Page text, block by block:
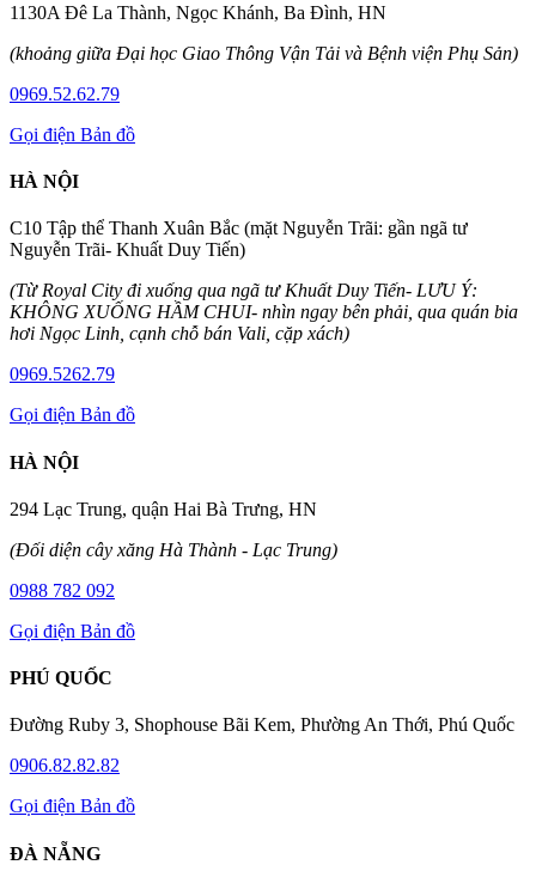
1130A Đê La Thành, Ngọc Khánh, Ba Đình, HN
(khoảng giữa Đại học Giao Thông Vận Tải và Bệnh viện Phụ Sản)
0969.52.62.79
Gọi điện Bản đồ
HÀ NỘI
C10 Tập thể Thanh Xuân Bắc (mặt Nguyễn Trãi: gần ngã tư
Nguyễn Trãi- Khuất Duy Tiến)
(Từ Royal City đi xuống qua ngã tư Khuất Duy Tiến- LƯU Ý:
KHÔNG XUỐNG HẦM CHUI- nhìn ngay bên phải, qua quán bia
hơi Ngọc Linh, cạnh chỗ bán Vali, cặp xách)
0969.5262.79
Gọi điện Bản đồ
HÀ NỘI
294 Lạc Trung, quận Hai Bà Trưng, HN
(Đối diện cây xăng Hà Thành - Lạc Trung)
0988 782 092
Gọi điện Bản đồ
PHÚ QUỐC
Đường Ruby 3, Shophouse Bãi Kem, Phường An Thới, Phú Quốc
0906.82.82.82
Gọi điện Bản đồ
ĐÀ NẴNG